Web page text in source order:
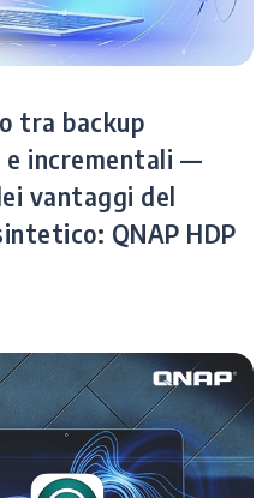
tra backup
incrementali —
vantaggi del
QNAP HDP